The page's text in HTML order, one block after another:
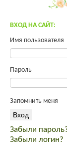
КРС
Нубийский
Участок 180
Продам
Щенки
Индейка от
продам мясо
спас от
ВХОД НА САЙТ:
Имя пользователя
Пароль
Запомнить меня
Забыли
Забыли логин?